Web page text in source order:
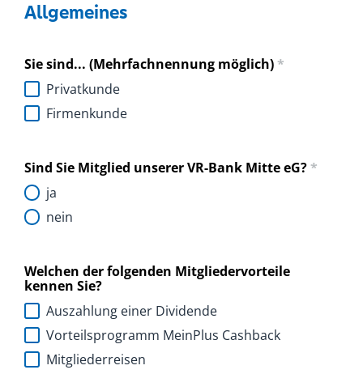
Allgemeines
Sie sind... (Mehrfachnennung möglich)*
Privatkunde
Firmenkunde
Sind Sie Mitglied unserer VR-Bank Mitte eG?*
ja
nein
Welchen der folgenden Mitgliedervorteile
kennen Sie?
Auszahlung einer Dividende
Vorteilsprogramm MeinPlus Cashback
Mitgliederreisen